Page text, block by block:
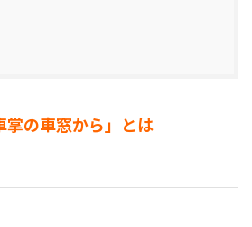
掌の車窓から」とは